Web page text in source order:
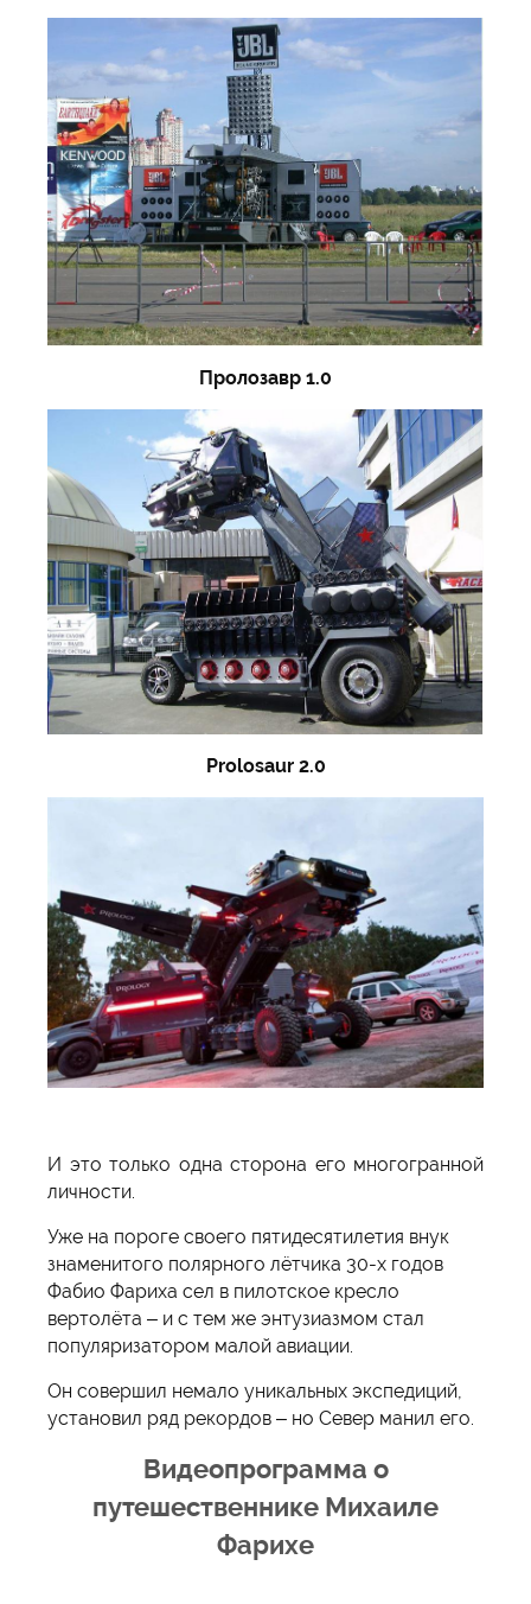
Пролозавр 1.0
Prolosaur 2.0
И это только одна сторона его многогранной
личности.
Уже на пороге своего пятидесятилетия внук
знаменитого полярного лётчика 30-х годов
Фабио Фариха сел в пилотское кресло
вертолёта – и с тем же энтузиазмом стал
популяризатором малой авиации.
Он совершил немало уникальных экспедиций,
установил ряд рекордов – но Север манил его.
Видеопрограмма о
путешественнике Михаиле
Фарихе